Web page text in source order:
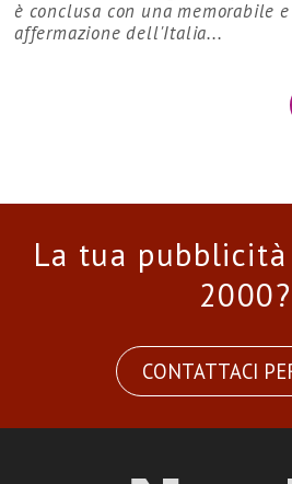
è conclusa con una memorabile
affermazione dell'Italia...
La tua
2000?
CONTATTACI